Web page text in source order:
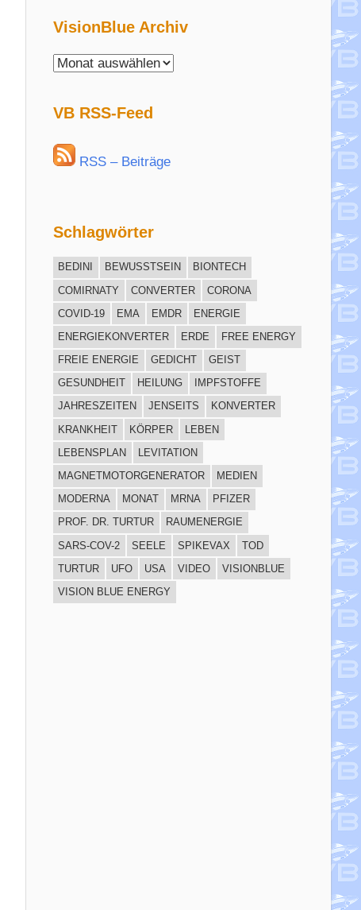
VisionBlue Archiv
VisionBlue
VB RSS-Feed
RSS – Beiträge
Schlagwörter
BEDINI BEWUSSTSEIN
BIONTECH
COMIRNATY
CONVERTER
CORONA
COVID-19
EMA EMDR
ENERGIE
ENERGIEKONVERTER
ERDE
FREE ENERGY
FREIE ENERGIE
GEDICHT
GEIST
GESUNDHEIT
HEILUNG
IMPFSTOFFE
JAHRESZEITEN
JENSEITS
KONVERTER
KRANKHEIT
KÖRPER
LEBEN
LEBENSPLAN
LEVITATION
MAGNETMOTORGENERATOR
MEDIEN
MODERNA
MONAT MRNA
PFIZER
PROF. DR. TURTUR
RAUMENERGIE
SARS-COV-2
SEELE SPIKEVAX
TOD
TURTUR
UFO USA VIDEO
VISIONBLUE
VISION BLUE ENERGY